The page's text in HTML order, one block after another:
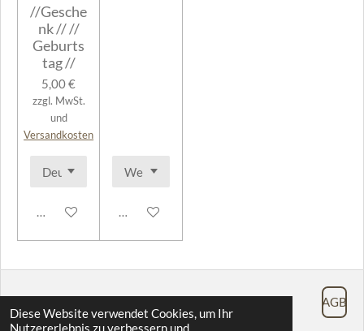
Diese Website verwendet Cookies, um Ihr
Nutzererlebnis zu verbessern und
//Gesche
nk // //
Geburts
tag //
5,00 €
zzgl. MwSt.
und
Versandkosten
In den WarenkorbIn den Warenkorb
AGB